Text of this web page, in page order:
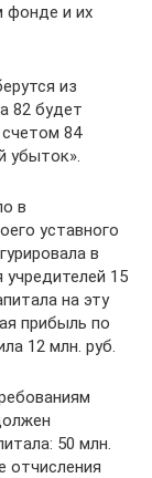
фонде и их
из
82 будет
84
убыток».
в
уставного
в
учредителей 15
на эту
прибыль по
12 млн. руб.
50 млн.
отчисления